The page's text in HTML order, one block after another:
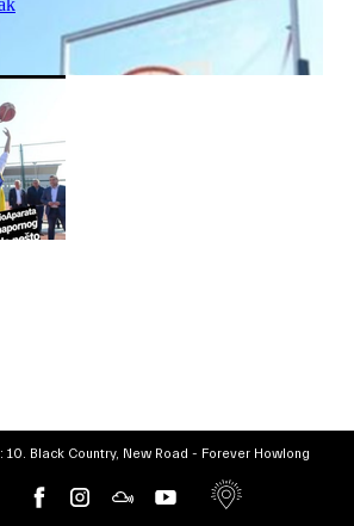
: 10. Black Country, New Road - Forever Howlong